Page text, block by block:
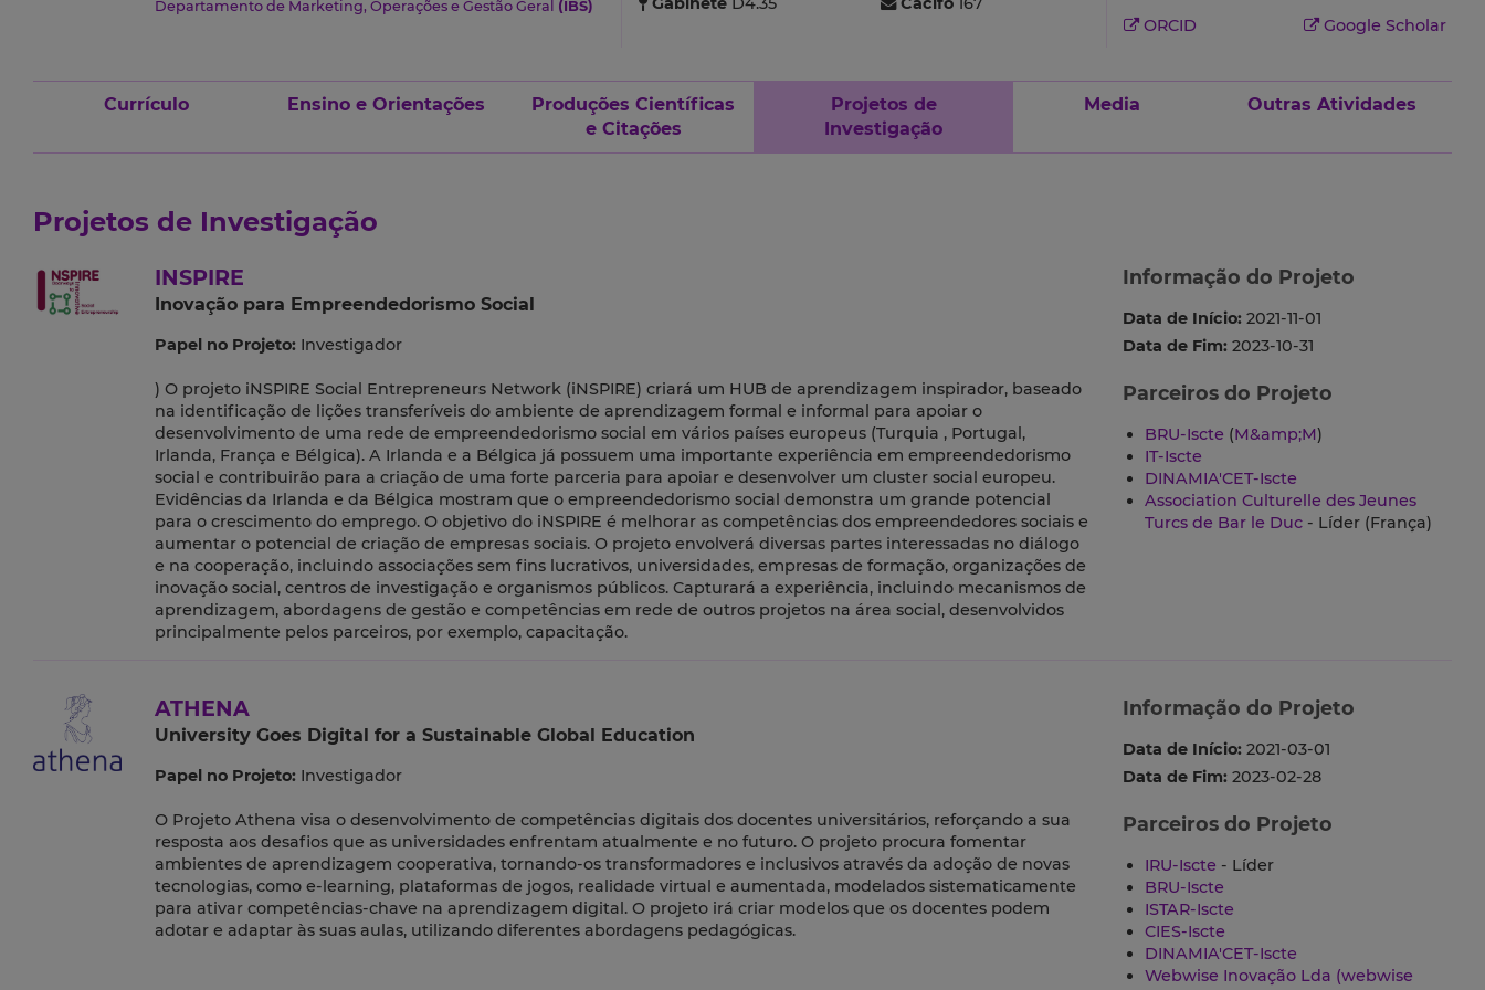
Departamento de Marketing, Operações e Gestão Geral (IBS)
ORCID
Google Scholar
Currículo Ensino e Orientações
Produções Científicas
e Citações
Projetos de
Investigação
Media Outras Atividades
Projetos de Investigação
INSPIRE
Inovação para Empreendedorismo Social
Papel no Projeto: Investigador
) O projeto iNSPIRE Social Entrepreneurs Network (iNSPIRE) criará um HUB de aprendizagem inspirador, baseado
na identificação de lições transferíveis do ambiente de aprendizagem formal e informal para apoiar o
desenvolvimento de uma rede de empreendedorismo social em vários países europeus (Turquia , Portugal,
Irlanda, França e Bélgica). A Irlanda e a Bélgica já possuem uma importante experiência em empreendedorismo
social e contribuirão para a criação de uma forte parceria para apoiar e desenvolver um cluster social europeu.
Evidências da Irlanda e da Bélgica mostram que o empreendedorismo social demonstra um grande potencial
para o crescimento do emprego. O objetivo do iNSPIRE é melhorar as competências dos empreendedores sociais e
aumentar o potencial de criação de empresas sociais. O projeto envolverá diversas partes interessadas no diálogo
e na cooperação, incluindo associações sem fins lucrativos, universidades, empresas de formação, organizações de
inovação social, centros de investigação e organismos públicos. Capturará a experiência, incluindo mecanismos de
aprendizagem, abordagens de gestão e competências em rede de outros projetos na área social, desenvolvidos
principalmente pelos parceiros, por exemplo, capacitação.
Informação do Projeto
Data de Início: 2021-11-01
Data de Fim: 2023-10-31
Parceiros do Projeto
BRU-Iscte (M&amp;M)
IT-Iscte
DINAMIA'CET-Iscte
Association Culturelle des Jeunes
Turcs de Bar le Duc- Líder (França)
ATHENA
University Goes Digital for a Sustainable Global Education
Papel no Projeto: Investigador
O Projeto Athena visa o desenvolvimento de competências digitais dos docentes universitários, reforçando a sua
resposta aos desafios que as universidades enfrentam atualmente e no futuro. O projeto procura fomentar
ambientes de aprendizagem cooperativa, tornando-os transformadores e inclusivos através da adoção de novas
tecnologias, como e-learning, plataformas de jogos, realidade virtual e aumentada, modelados sistematicamente
para ativar competências-chave na aprendizagem digital. O projeto irá criar modelos que os docentes podem
adotar e adaptar às suas aulas, utilizando diferentes abordagens pedagógicas.
Informação do Projeto
Data de Início: 2021-03-01
Data de Fim: 2023-02-28
Parceiros do Projeto
IRU-Iscte - Líder
BRU-Iscte
ISTAR-Iscte
CIES-Iscte
DINAMIA'CET-Iscte
Webwise Inovação Lda (webwise